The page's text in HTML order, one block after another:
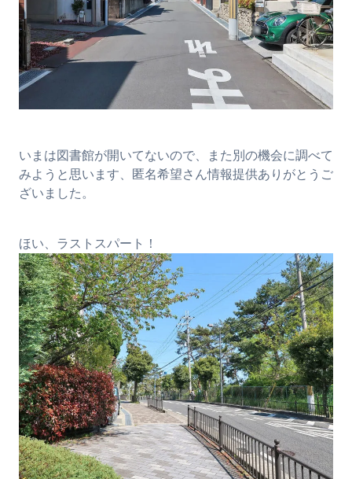
いまは図書館が開いてないので、また別の機会に調べて
みようと思います、匿名希望さん情報提供ありがとうご
ざいました。
ほい、ラストスパート！